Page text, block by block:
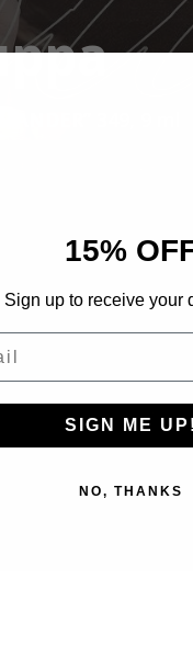
15%
Sign up to receive your
SIGN ME UP!
NO, THANKS